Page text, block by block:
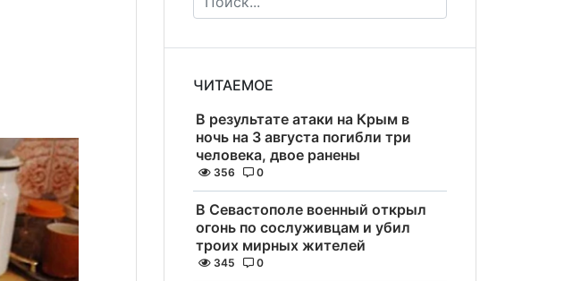
ЧИТАЕМОЕ
В результате атаки на Крым в
ночь на 3 августа погибли три
человека, двое ранены
356 0
В Севастополе военный открыл
огонь по сослуживцам и убил
троих мирных жителей
345 0